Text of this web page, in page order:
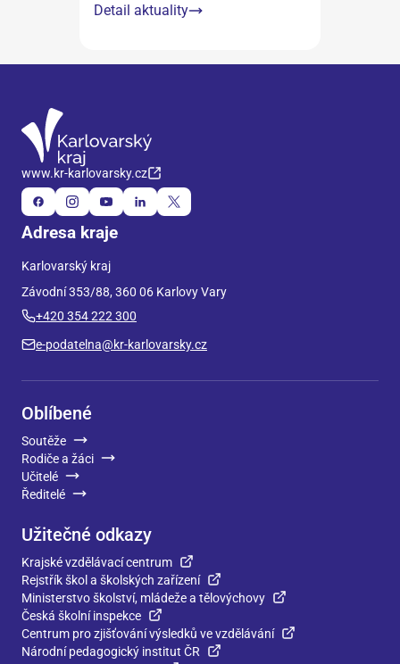
Detail aktuality
www.kr-karlovarsky.cz
Adresa kraje
Karlovarský kraj
Závodní 353/88, 360 06 Karlovy Vary
+420 354 222 300
e-podatelna@kr-karlovarsky.cz
Oblíbené
Soutěže
Rodiče a žáci
Učitelé
Ředitelé
Užitečné odkazy
Krajské vzdělávací centrum
Rejstřík škol a školských zařízení
Ministerstvo školství, mládeže a tělovýchovy
Česká školní inspekce
Centrum pro zjišťování výsledků ve vzdělávání
Národní pedagogický institut ČR